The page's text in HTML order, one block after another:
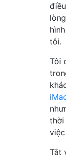
tôi.
Tôi
thời
việc
Tắt